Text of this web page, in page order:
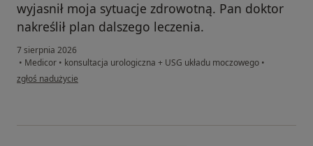
wyjasnił moja sytuacje zdrowotną. Pan doktor
nakreślił plan dalszego leczenia.
7 sierpnia 2026
• Medicor • konsultacja urologiczna + USG układu moczowego •
w opinii użytkownika Zdzisława Zając
zgłoś nadużycie